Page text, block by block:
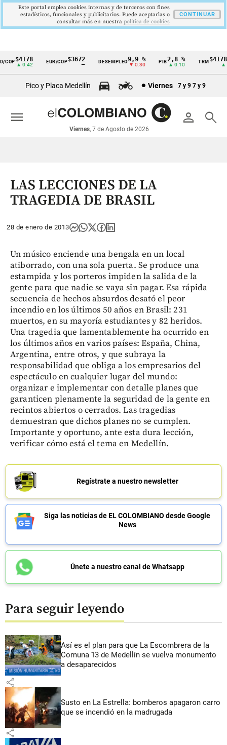
Cintillo
económicos
Colombia
$4178
▲ 0.42
EUR/COP$3672 DESEMPLEO 9,9 %
▼ 0.30
PIB2,8 %
▲ 0.10
TRM
▲
Pico y Placa Medellín Viernes 7 y 9 7 y 9
person search
Viernes, 7 de Agosto de 2026
menu
LAS LECCIONES DE LA
TRAGEDIA DE BRASIL
28 de enero de 2013
Un músico enciende una bengala en un local
atiborrado, con una sola puerta. Se produce una
estampida y los porteros impiden la salida de la
gente para que nadie se vaya sin pagar. Esa rápida
secuencia de hechos absurdos desató el peor
incendio en los últimos 50 años en Brasil: 231
muertos, en su mayoría estudiantes y 82 heridos.
Una tragedia que lamentablemente ha ocurrido en
los últimos años en varios países: España, China,
Argentina, entre otros, y que subraya la
responsabilidad que obliga a los empresarios del
espectáculo en cualquier lugar del mundo:
organizar e implementar con detalle planes que
garanticen plenamente la seguridad de la gente en
recintos abiertos o cerrados. Las tragedias
demuestran que dichos planes no se cumplen.
Importante y oportuno, ante esta dura lección,
verificar cómo está el tema en Medellín.
Regístrate a nuestro newsletter
Siga las noticias de EL COLOMBIANO desde Google
News
Únete a nuestro canal de Whatsapp
Para seguir leyendo
Así es el plan para que La Escombrera de la
Comuna 13 de Medellín se vuelva monumento
a desaparecidos
share
Susto en La Estrella: bomberos apagaron carro
que se incendió en la madrugada
share
Este portal emplea cookies internas y de terceros con fines
estadísticos, funcionales y publicitarios. Puede aceptarlas o
consultar más en nuestra politica de cookies
CONTINUAR